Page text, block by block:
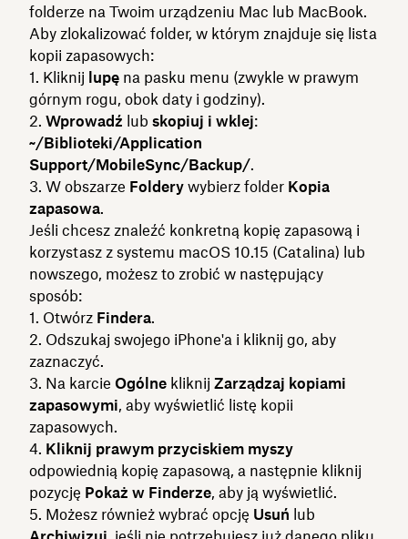
folderze na Twoim urządzeniu Mac lub MacBook.
Aby zlokalizować folder, w którym znajduje się lista
kopii zapasowych:
Kliknij lupę na pasku menu (zwykle w prawym
górnym rogu, obok daty i godziny).
Wprowadź lub skopiuj i wklej:
~/Biblioteki/Application
Support/MobileSync/Backup/.
W obszarze Foldery wybierz folder Kopia
zapasowa.
Jeśli chcesz znaleźć konkretną kopię zapasową i
korzystasz z systemu macOS 10.15 (Catalina) lub
nowszego, możesz to zrobić w następujący
sposób:
Otwórz Findera.
Odszukaj swojego iPhone'a i kliknij go, aby
zaznaczyć.
Na karcie Ogólne kliknij Zarządzaj kopiami
zapasowymi, aby wyświetlić listę kopii
zapasowych.
Kliknij prawym przyciskiem myszy
odpowiednią kopię zapasową, a następnie kliknij
pozycję Pokaż w Finderze, aby ją wyświetlić.
Możesz również wybrać opcję Usuń lub